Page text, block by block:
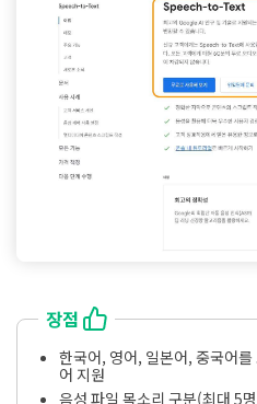
장점
한국어, 영어, 일본어, 중국어
어 지원
음성 파일 목소리 구분(최대 5